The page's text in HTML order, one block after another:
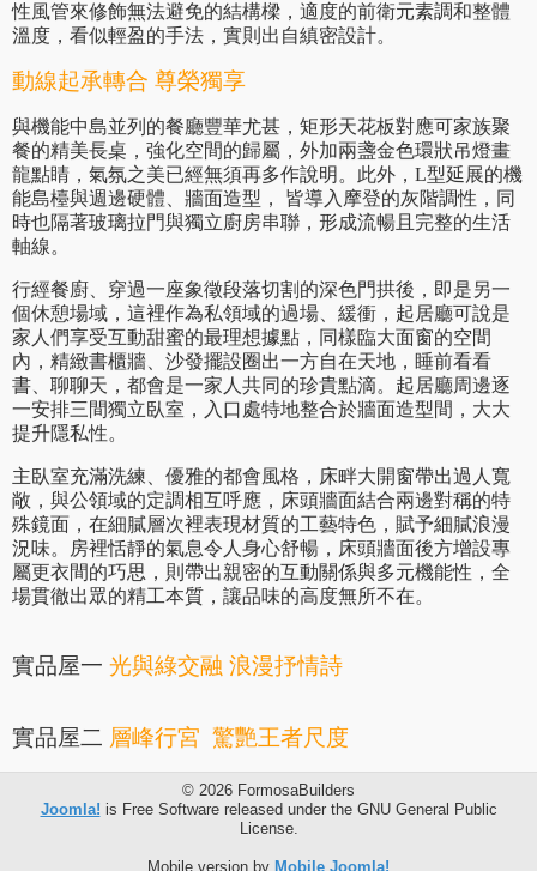
性風管來修飾無法避免的結構樑，適度的前衛元素調和整體
溫度，看似輕盈的手法，實則出自縝密設計。
動線起承轉合 尊榮獨享
與機能中島並列的餐廳豐華尤甚，矩形天花板對應可家族聚
餐的精美長桌，強化空間的歸屬，外加兩盞金色環狀吊燈畫
龍點睛，氣氛之美已經無須再多作說明。此外，L型延展的機
能島檯與週邊硬體、牆面造型， 皆導入摩登的灰階調性，同
時也隔著玻璃拉門與獨立廚房串聯，形成流暢且完整的生活
軸線。
行經餐廚、穿過一座象徵段落切割的深色門拱後，即是另一
個休憩場域，這裡作為私領域的過場、緩衝，起居廳可說是
家人們享受互動甜蜜的最理想據點，同樣臨大面窗的空間
內，精緻書櫃牆、沙發擺設圈出一方自在天地，睡前看看
書、聊聊天，都會是一家人共同的珍貴點滴。起居廳周邊逐
一安排三間獨立臥室，入口處特地整合於牆面造型間，大大
提升隱私性。
主臥室充滿洗練、優雅的都會風格，床畔大開窗帶出過人寬
敞，與公領域的定調相互呼應，床頭牆面結合兩邊對稱的特
殊鏡面，在細膩層次裡表現材質的工藝特色，賦予細膩浪漫
況味。房裡恬靜的氣息令人身心舒暢，床頭牆面後方增設專
屬更衣間的巧思，則帶出親密的互動關係與多元機能性，全
場貫徹出眾的精工本質，讓品味的高度無所不在。
實品屋一 光與綠交融 浪漫抒情詩
實品屋二 層峰行宮 驚艷王者尺度
© 2026 FormosaBuilders
Joomla! is Free Software released under the GNU General Public
License.
Mobile version by Mobile Joomla!